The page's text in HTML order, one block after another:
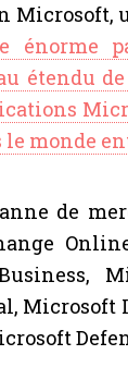
Microsoft,
énorme
étendu
le monde
de
Microsoft